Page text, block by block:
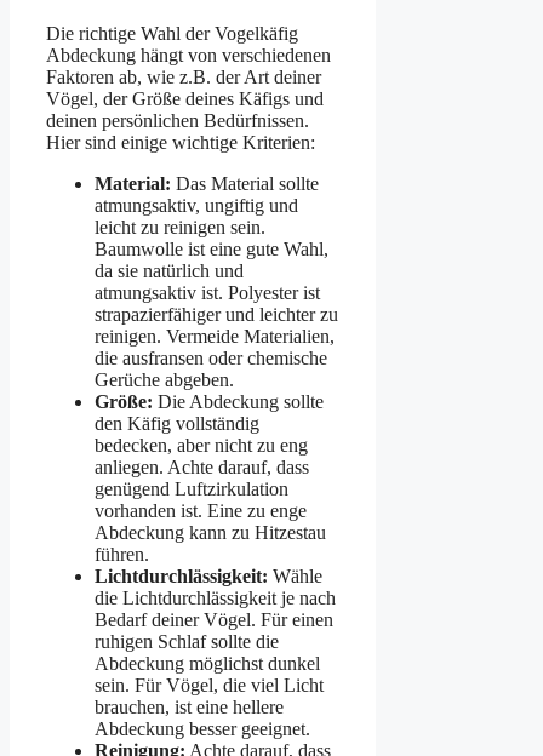
Die richtige Wahl der Vogelkäfig
Abdeckung hängt von verschiedenen
Faktoren ab, wie z.B. der Art deiner
Vögel, der Größe deines Käfigs und
deinen persönlichen Bedürfnissen.
Hier sind einige wichtige Kriterien:
Material: Das Material sollte
atmungsaktiv, ungiftig und
leicht zu reinigen sein.
Baumwolle ist eine gute Wahl,
da sie natürlich und
atmungsaktiv ist. Polyester ist
strapazierfähiger und leichter zu
reinigen. Vermeide Materialien,
die ausfransen oder chemische
Gerüche abgeben.
Größe: Die Abdeckung sollte
den Käfig vollständig
bedecken, aber nicht zu eng
anliegen. Achte darauf, dass
genügend Luftzirkulation
vorhanden ist. Eine zu enge
Abdeckung kann zu Hitzestau
führen.
Lichtdurchlässigkeit: Wähle
die Lichtdurchlässigkeit je nach
Bedarf deiner Vögel. Für einen
ruhigen Schlaf sollte die
Abdeckung möglichst dunkel
sein. Für Vögel, die viel Licht
brauchen, ist eine hellere
Abdeckung besser geeignet.
Reinigung: Achte darauf, dass